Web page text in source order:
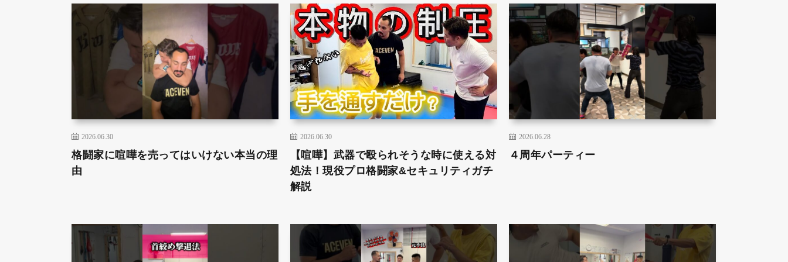
2026.06.30
格闘家に喧嘩を売ってはいけない本当の理
由
2026.06.30
【喧嘩】武器で殴られそうな時に使える対
処法！現役プロ格闘家&セキュリティガチ
解説
2026.06.28
４周年パーティー